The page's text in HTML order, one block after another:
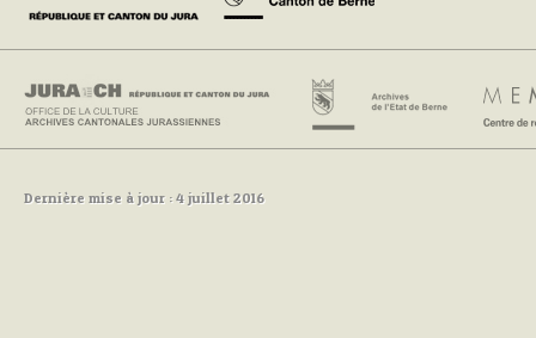
Dernière mise à jour : 4 juillet 2016